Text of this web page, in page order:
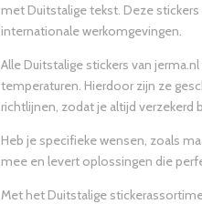
met Duitstalige tekst. Deze
internationale werkomgevingen.
Alle Duitstalige stickers van
temperaturen. Hierdoor zijn ze
richtlijnen, zodat je altijd
Heb je specifieke wensen, zoals
mee en levert oplossingen die
Met het Duitstalige